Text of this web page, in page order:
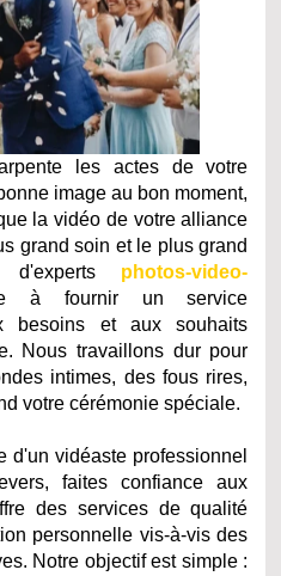
les actes de votre
image au bon moment,
la vidéo de votre alliance
grand soin et le plus grand
d'experts photos-video-
à fournir un service
besoins et aux souhaits
Nous travaillons dur pour
intimes, des fous rires,
votre cérémonie spéciale.
d'un vidéaste professionnel
faites confiance aux
des services de qualité
personnelle vis-à-vis des
Notre objectif est simple :